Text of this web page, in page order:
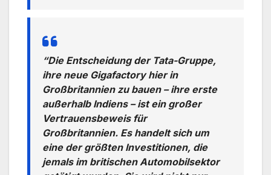
“Die Entscheidung der Tata-Gruppe,
ihre neue Gigafactory hier in
Großbritannien zu bauen – ihre erste
außerhalb Indiens – ist ein großer
Vertrauensbeweis für
Großbritannien. Es handelt sich um
eine der größten Investitionen, die
jemals im britischen Automobilsektor